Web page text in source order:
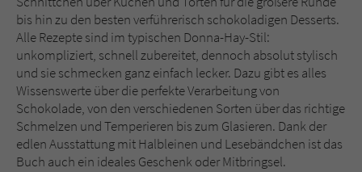
bis hin zu den besten verführerisch schokoladigen Desserts.
Alle Rezepte sind im typischen Donna-Hay-Stil:
unkompliziert, schnell zubereitet, dennoch absolut stylisch
und sie schmecken ganz einfach lecker. Dazu gibt es alles
Wissenswerte über die perfekte Verarbeitung von
Schokolade, von den verschiedenen Sorten über das richtige
Schmelzen und Temperieren bis zum Glasieren. Dank der
edlen Ausstattung mit Halbleinen und Lesebändchen ist das
Buch auch ein ideales Geschenk oder Mitbringsel.
Zweck Cookie für Kommentare einzelner Buchtitel
Name fe_typo_user
Anbieter Literatur-Couch Medien GmbH & Co. KG
Laufzeit Session